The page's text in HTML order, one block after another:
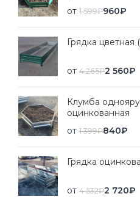
от 1 599₽960₽
Грядка цветная
от 4 265₽2 560₽
Клумба
оцинкованная
от 1 399₽840₽
Грядка
от 4 532₽2 720₽